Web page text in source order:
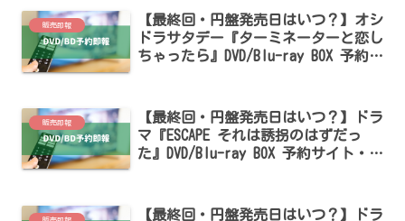
販売即報
【最終回・円盤発売日はいつ？】オシ
ドラサタデー『ターミネーターと恋し
ちゃったら』DVD/Blu-ray BOX 予約サ
販売即報
【最終回・円盤発売日はいつ？】ドラ
マ『ESCAPE それは誘拐のはずだっ
た』DVD/Blu-ray BOX 予約サイト・特
【最終回・円盤発売日はいつ？】ドラ